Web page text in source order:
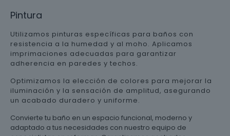
Pintura
Utilizamos pinturas específicas para baños con
resistencia a la humedad y al moho. Aplicamos
imprimaciones adecuadas para garantizar
adherencia en paredes y techos.
Optimizamos la elección de colores para mejorar la
iluminación y la sensación de amplitud, asegurando
un acabado duradero y uniforme.
Convierte tu baño en un espacio funcional, moderno y
adaptado a tus necesidades con nuestro equipo de